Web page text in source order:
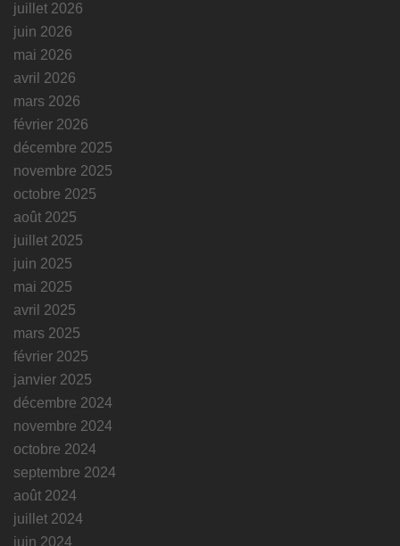
juillet 2026
juin 2026
mai 2026
avril 2026
mars 2026
février 2026
décembre 2025
novembre 2025
octobre 2025
août 2025
juillet 2025
juin 2025
mai 2025
avril 2025
mars 2025
février 2025
janvier 2025
décembre 2024
novembre 2024
octobre 2024
septembre 2024
août 2024
juillet 2024
juin 2024